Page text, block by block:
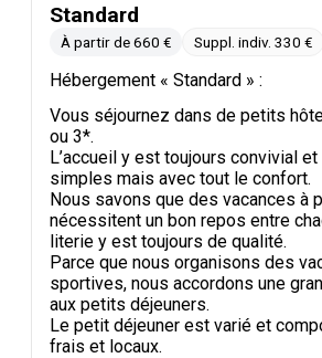
Standard
À partir de 660 € Suppl. indiv. 330 €
Hébergement « Standard » :
Vous séjournez dans de petits
ou 3*.
L’accueil y est toujours convivial
simples mais avec tout le confort.
Nous savons que des vacances à
nécessitent un bon repos entre
literie y est toujours de qualité.
Parce que nous organisons des
sportives, nous accordons une
aux petits déjeuners.
Le petit déjeuner est varié et
frais et locaux.